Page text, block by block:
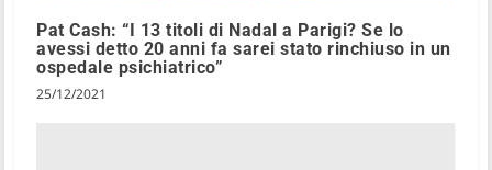
Pat Cash: “I 13 titoli di Nadal a Parigi? Se lo
avessi detto 20 anni fa sarei stato rinchiuso in un
ospedale psichiatrico”
25/12/2021